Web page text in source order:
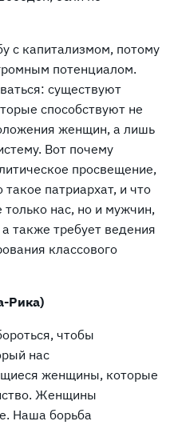
с капитализмом, потому
потенциалом.
существуют
способствуют не
женщин, а лишь
Вот почему
просвещение,
патриархат, и что
только нас, но и мужчин,
также требует ведения
классового
Рика)
чтобы
нас
женщины, которые
Женщины
Наша борьба